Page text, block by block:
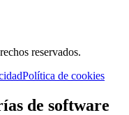
reservados.
Política de cookies
de software